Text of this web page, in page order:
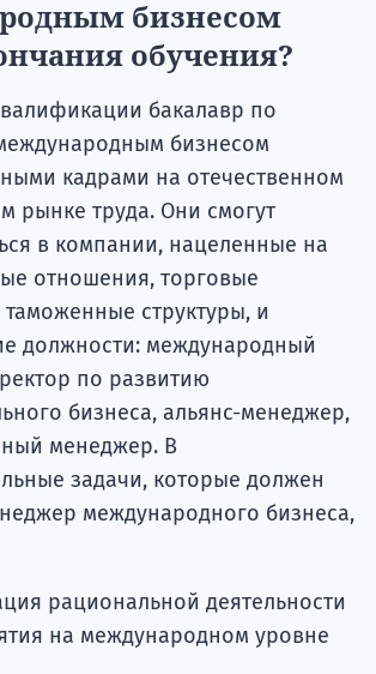
бизнесом
обучения?
бакалавр по
бизнесом
кадрами на отечественном
рынке труда. Они смогут
в компании, нацеленные на
отношения, торговые
структуры, и
должности: международный
по развитию
бизнеса, альянс-менеджер,
менеджер. В
задачи, которые должен
международного бизнеса,
рациональной деятельности
на международном уровне